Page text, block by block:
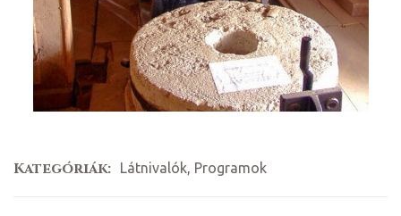
Kategóriák: Látnivalók, Programok